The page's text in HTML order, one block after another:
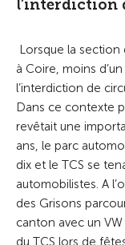
l’interdiction
Lorsque la section
à Coire, moins
l’interdiction de
Dans ce contexte
revêtait une
ans, le parc
dix et le TCS se
automobilistes. A
des Grisons
canton avec un
du TCS lors de